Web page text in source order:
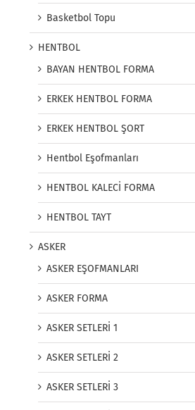
Basketbol Topu
HENTBOL
BAYAN HENTBOL FORMA
ERKEK HENTBOL FORMA
ERKEK HENTBOL ŞORT
Hentbol Eşofmanları
HENTBOL KALECİ FORMA
HENTBOL TAYT
ASKER
ASKER EŞOFMANLARI
ASKER FORMA
ASKER SETLERİ 1
ASKER SETLERİ 2
ASKER SETLERİ 3